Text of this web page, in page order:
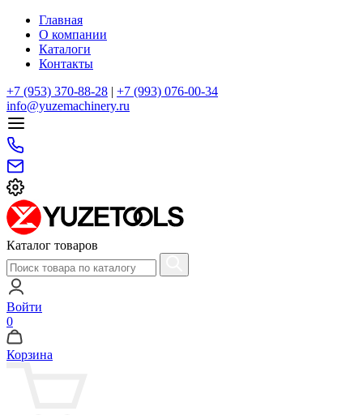
Главная
О компании
Каталоги
Контакты
+7 (953) 370-88-28 | +7 (993) 076-00-34
info@yuzemachinery.ru
Каталог товаров
Войти
0
Корзина